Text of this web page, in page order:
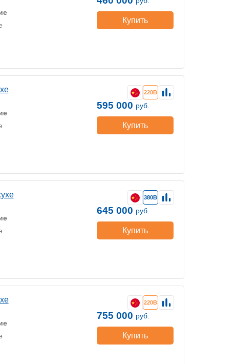
Купить
220В
595 000 руб.
Купить
380В
645 000 руб.
Купить
220В
755 000 руб.
Купить